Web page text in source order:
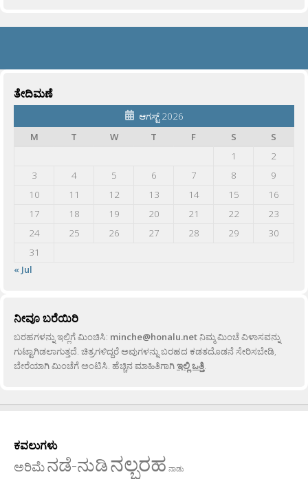
ತೇದಿಮಣೆ
ಆಗಸ್ಟ್ 2026
M
T W T F S
S
1
2
3
4 5 6 7 8
9
10
11 12 13 14 15
16
17
18 19 20 21 22
23
24
25 26 27 28 29
30
31
« Jul
ನೀವೂ ಬರೆಯಿರಿ
ಬರಹಗಳನ್ನು ಇಲ್ಲಿಗೆ ಮಿಂಚಿಸಿ: minche@honalu.netನಿಮ್ಮ ಮಿಂಚೆ ವಿಳಾಸವನ್ನು
ಗುಟ್ಟಾಗಿಡಲಾಗುತ್ತದೆ. ಚಿತ್ರಗಳಿದ್ದರೆ ಅವುಗಳನ್ನು ಬರಹದ ಕಡತದೊಡನೆ ಸೇರಿಸಬೇಡಿ,
ಬೇರೆಯಾಗಿ ಮಿಂಚೆಗೆ ಅಂಟಿಸಿ. ಹೆಚ್ಚಿನ ಮಾಹಿತಿಗಾಗಿಇಲ್ಲಿ ಒತ್ತಿ.
ಕವಲುಗಳು
ಅರಿಮೆನಡೆ-ನುಡಿನಲ್ಬರಹ ನಾಡು